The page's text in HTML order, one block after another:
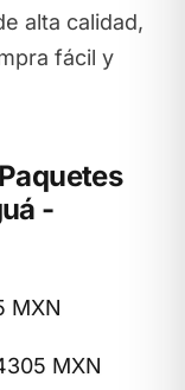
alta calidad,
fácil y
-
MXN
MXN